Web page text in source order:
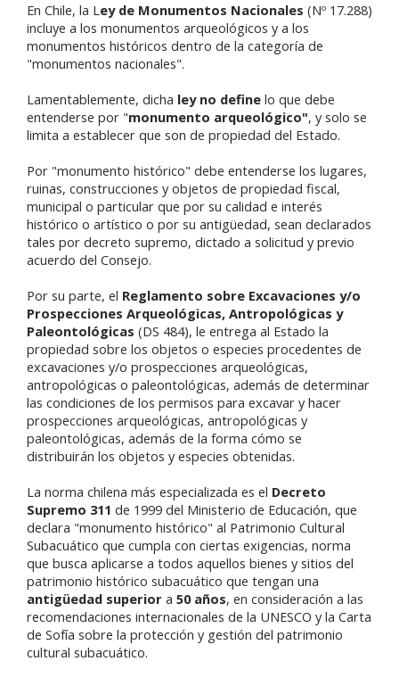
En Chile, la Ley de Monumentos Nacionales (Nº 17.288)
incluye a los monumentos arqueológicos y a los
monumentos históricos dentro de la categoría de
"monumentos nacionales".
Lamentablemente, dicha ley no define lo que debe
entenderse por "monumento arqueológico", y solo se
limita a establecer que son de propiedad del Estado.
Por "monumento histórico" debe entenderse los lugares,
ruinas, construcciones y objetos de propiedad fiscal,
municipal o particular que por su calidad e interés
histórico o artístico o por su antigüedad, sean declarados
tales por decreto supremo, dictado a solicitud y previo
acuerdo del Consejo.
Por su parte, el Reglamento sobre Excavaciones y/o
Prospecciones Arqueológicas, Antropológicas y
Paleontológicas (DS 484), le entrega al Estado la
propiedad sobre los objetos o especies procedentes de
excavaciones y/o prospecciones arqueológicas,
antropológicas o paleontológicas, además de determinar
las condiciones de los permisos para excavar y hacer
prospecciones arqueológicas, antropológicas y
paleontológicas, además de la forma cómo se
distribuirán los objetos y especies obtenidas.
La norma chilena más especializada es el Decreto
Supremo 311 de 1999 del Ministerio de Educación, que
declara "monumento histórico" al Patrimonio Cultural
Subacuático que cumpla con ciertas exigencias, norma
que busca aplicarse a todos aquellos bienes y sitios del
patrimonio histórico subacuático que tengan una
antigüedad superior a 50 años, en consideración a las
recomendaciones internacionales de la UNESCO y la Carta
de Sofía sobre la protección y gestión del patrimonio
cultural subacuático.